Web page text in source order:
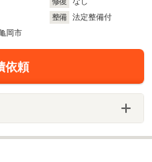
整備
法定整備付
岡市
依頼